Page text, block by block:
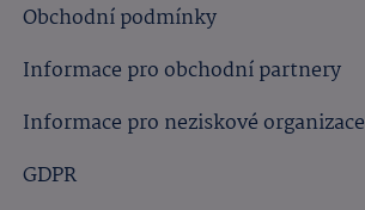
Obchodní podmínky
Informace pro obchodní partnery
Informace pro neziskové organizace
GDPR